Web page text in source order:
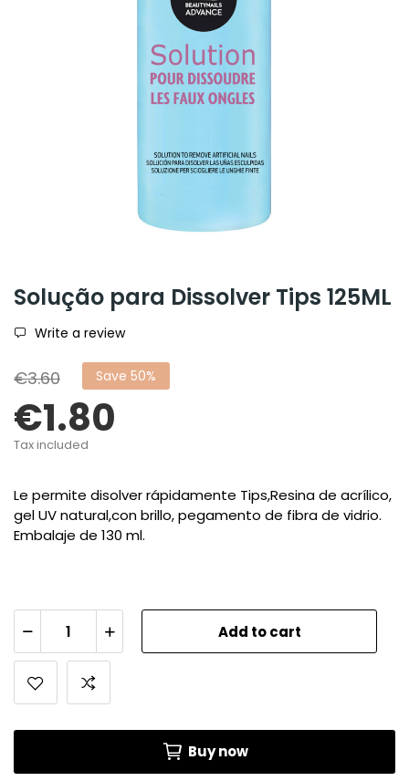
Solução para Dissolver Tips 125ML
Write a review
€3.60 Save 50%
€1.80
Tax included
Le permite disolver rápidamente Tips,Resina de acrílico,
gel UV natural,con brillo, pegamento de fibra de vidrio.
Embalaje de 130 ml.
Add to cart
Buy now